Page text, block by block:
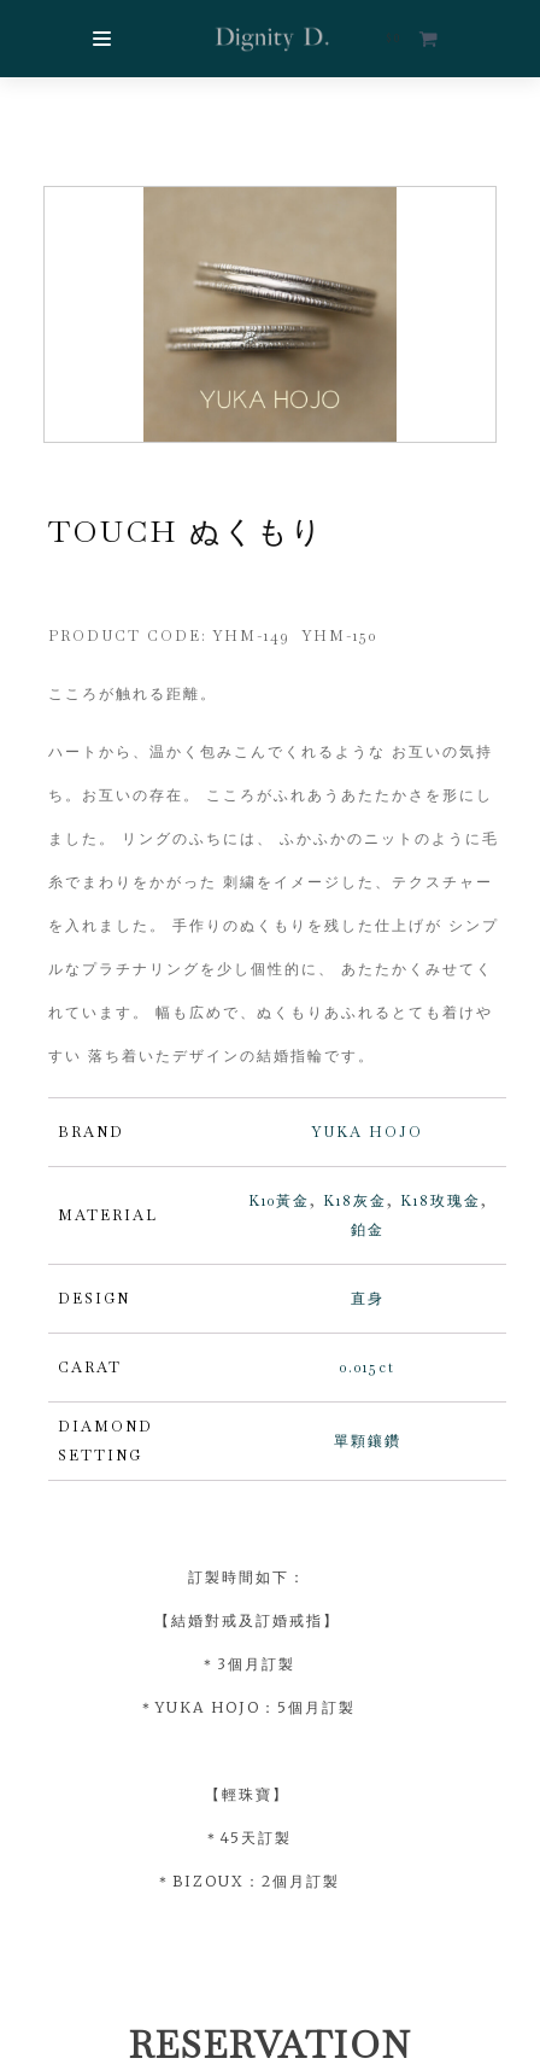
$ 0
TOUCH ぬくもり
PRODUCT CODE: YHM-149 YHM-150
こころが触れる距離。
ハートから、温かく包みこんでくれるような お互いの気持
ち。お互いの存在。 こころがふれあうあたたかさを形にし
ました。 リングのふちには、 ふかふかのニットのように毛
糸でまわりをかがった 刺繍をイメージした、テクスチャー
を入れました。 手作りのぬくもりを残した仕上げが シンプ
ルなプラチナリングを少し個性的に、 あたたかくみせてく
れています。 幅も広めで、ぬくもりあふれるとても着けや
すい 落ち着いたデザインの結婚指輪です。
BRAND YUKA HOJO
MATERIAL
K10黃金, K18灰金, K18玫瑰金,
鉑金
DESIGN 直身
CARAT 0.015ct
DIAMOND
SETTING
單顆鑲鑽
訂製時間如下：
【結婚對戒及訂婚戒指】
＊3個月訂製
＊YUKA HOJO：5個月訂製
【輕珠寶】
＊45天訂製
＊BIZOUX：2個月訂製
RESERVATION